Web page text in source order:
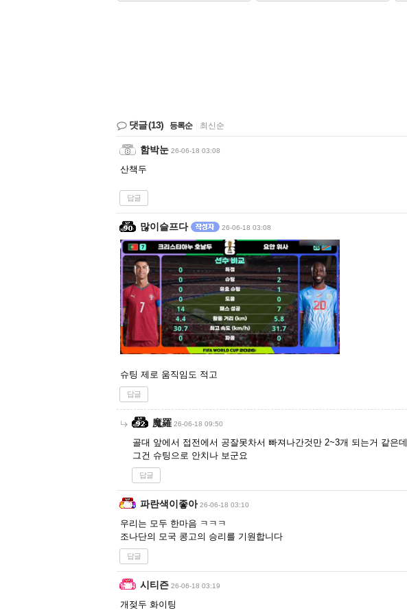
댓글(13) 등록순 최신순
함박눈 26-06-18 03:08
산책두
답글
많이슬프다 26-06-18 03:08
슈팅 제로 움직임도 적고
답글
魔羅 26-06-18 09:50
골대 앞에서 접전에서 공잘못차서 빠져나간것만 2~3개 되는거 같은데
그건 슈팅으로 안치나 보군요
답글
파란색이좋아 26-06-18 03:10
우리는 모두 한마음 ㅋㅋㅋ
조나단의 모국 콩고의 승리를 기원합니다
답글
시티즌 26-06-18 03:19
개젖두 화이팅